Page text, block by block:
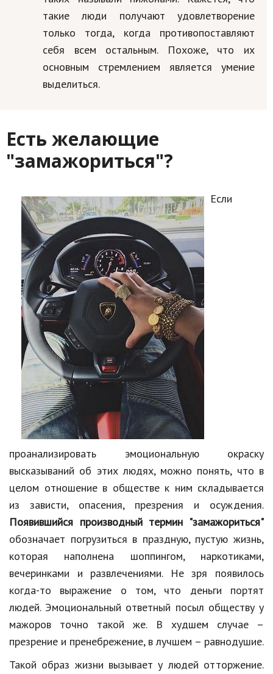
такие люди получают удовлетворение
только тогда, когда противопоставляют
себя всем остальным. Похоже, что их
основным стремлением является умение
выделиться.
Есть желающие
"замажориться"?
Если
проанализировать эмоциональную окраску
высказываний об этих людях, можно понять, что в
целом отношение в обществе к ним складывается
из зависти, опасения, презрения и осуждения.
Появившийся производный термин "замажориться"
обозначает погрузиться в праздную, пустую жизнь,
которая наполнена шоппингом, наркотиками,
вечеринками и развлечениями. Не зря появилось
когда-то выражение о том, что деньги портят
людей. Эмоциональный ответный посыл обществу у
мажоров точно такой же. В худшем случае –
презрение и пренебрежение, в лучшем – равнодушие.
Такой образ жизни вызывает у людей отторжение.